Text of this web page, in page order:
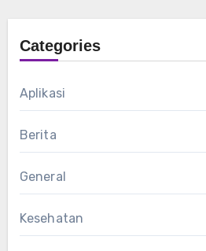
Categories
Aplikasi
Berita
General
Kesehatan